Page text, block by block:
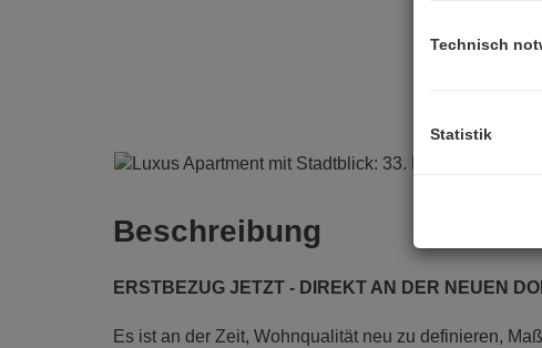
Beschreibung
ERSTBEZUG JETZT - DIREKT AN DER NEUEN
Es ist an der Zeit, Wohnqualität neu zu definieren,
Technisch
Statistik